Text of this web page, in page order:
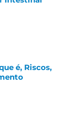
é, Riscos,